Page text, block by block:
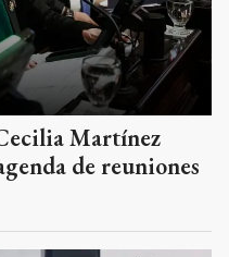
Martínez
de reuniones